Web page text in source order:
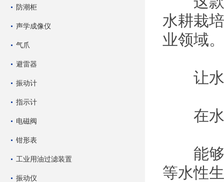
防潮柜
声学成像仪
气爪
避雷器
振动计
指示计
电磁阀
钳形表
工业用油过滤装置
振动仪
水耕栽
业领域。
让水
在水
能够做
等水性